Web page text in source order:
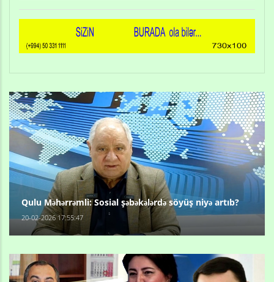
Qulu Məhərrəmli: Sosial şəbəkələrdə söyüş niyə artıb?
20-02-2026 17:55:47